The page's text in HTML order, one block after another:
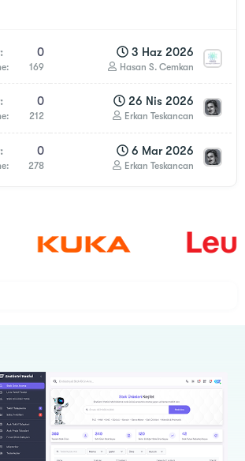
0
169
3 Haz 2026
Hasan S. Cemkan
0
212
26 Nis 2026
Erkan Teskancan
0
278
6 Mar 2026
Erkan Teskancan